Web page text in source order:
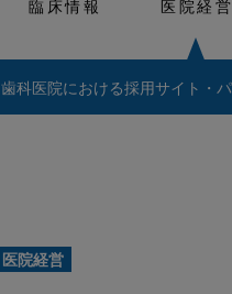
臨床情報 医院経営
歯科医院における採用サイト・
医院経営